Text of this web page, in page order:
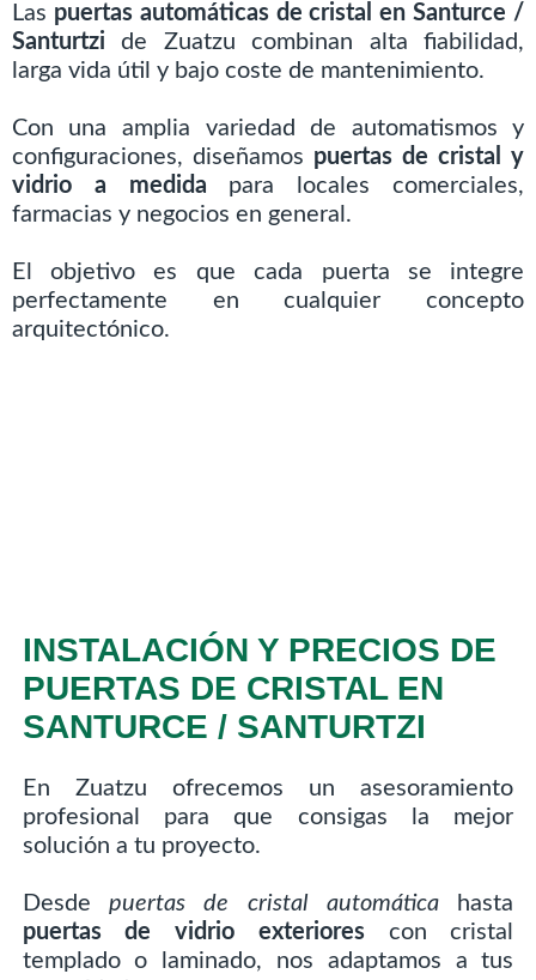
Las puertas automáticas de cristal en Santurce /
Santurtzi de Zuatzu combinan alta fiabilidad,
larga vida útil y bajo coste de mantenimiento.
Con una amplia variedad de automatismos y
configuraciones, diseñamos puertas de cristal y
vidrio a medida para locales comerciales,
farmacias y negocios en general.
El objetivo es que cada puerta se integre
perfectamente en cualquier concepto
arquitectónico.
INSTALACIÓN Y PRECIOS DE
PUERTAS DE CRISTAL EN
SANTURCE / SANTURTZI
En Zuatzu ofrecemos un asesoramiento
profesional para que consigas la mejor
solución a tu proyecto.
Desdepuertas de cristal automáticahasta
puertas de vidrio exteriorescon cristal
templado o laminado, nos adaptamos a tus